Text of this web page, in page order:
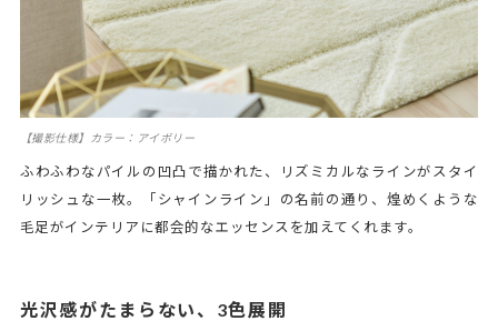
【撮影仕様】カラー：アイボリー
ふわふわなパイルの凹凸で描かれた、リズミカルなラインがスタイ
リッシュな一枚。「シャインライン」の名前の通り、煌めくような
毛足がインテリアに都会的なエッセンスを加えてくれます。
光沢感がたまらない、3色展開